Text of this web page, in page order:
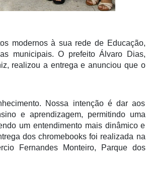
modernos à sua rede de Educação,
municipais.O prefeito Álvaro Dias,
realizou a entrega e anunciou que o
Nossa intenção é dar aos
e aprendizagem, permitindo uma
um entendimento mais dinâmico e
dos chromebooks foi realizada na
Fernandes Monteiro, Parque dos